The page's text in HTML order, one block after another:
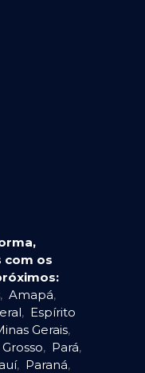
com os
, Amapá,
, Espírito
Gerais,
, Pará,
, Paraná,